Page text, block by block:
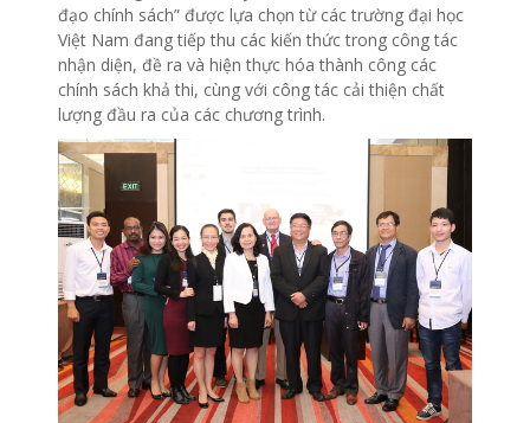
đạo chính sách” được lựa chọn từ các trường đại học
Việt Nam đang tiếp thu các kiến thức trong công tác
nhận diện, đề ra và hiện thực hóa thành công các
chính sách khả thi, cùng với công tác cải thiện chất
lượng đầu ra của các chương trình.